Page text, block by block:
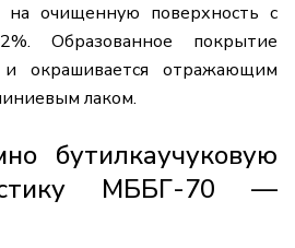
на очищенную поверхность с
Образованное покрытие
и окрашивается отражающим
лаком.
бутилкаучуковую
МББГ-70 —